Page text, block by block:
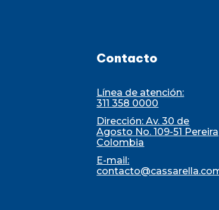
Contacto
Línea de atención:
311 358 0000
Dirección: Av. 30 de
Agosto No. 109-51
Colombia
E-mail: